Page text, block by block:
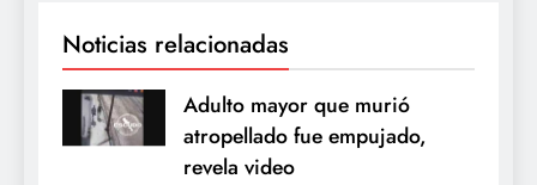
Noticias relacionadas
Adulto mayor que murió
atropellado fue empujado,
revela video